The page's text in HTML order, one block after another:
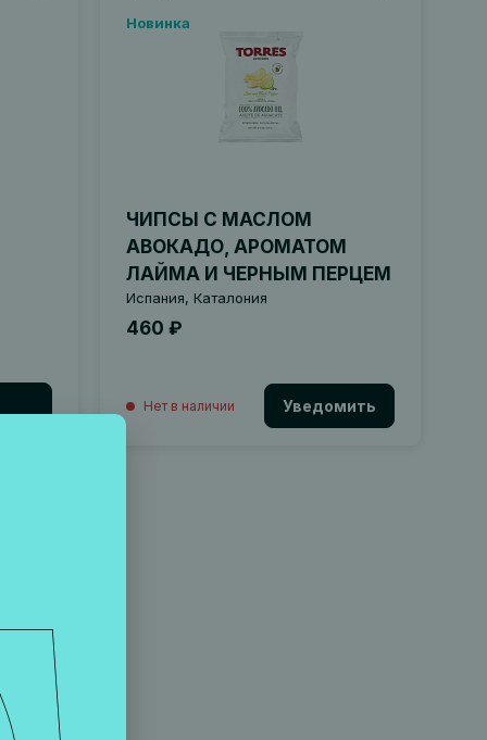
Новинка
ЧИПСЫ С МАСЛОМ
АВОКАДО, АРОМАТОМ
ЛАЙМА И ЧЕРНЫМ ПЕРЦЕМ
Испания, Каталония
460 ₽
Нет в наличии Уведомить